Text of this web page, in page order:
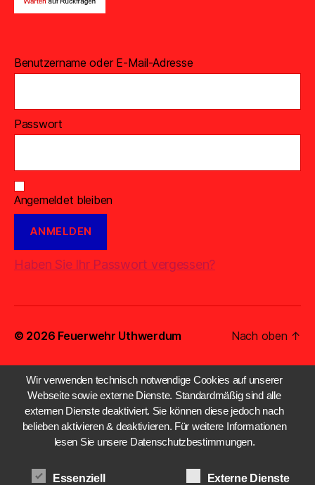
Benutzername oder E-Mail-Adresse
Passwort
Angemeldet bleiben
Haben Sie Ihr Passwort vergessen?
© 2026 Feuerwehr Uthwerdum Nach oben ↑
Wir verwenden technisch notwendige Cookies auf unserer
Webseite sowie externe Dienste. Standardmäßig sind alle
externen Dienste deaktiviert. Sie können diese jedoch nach
belieben aktivieren & deaktivieren. Für weitere Informationen
lesen Sie unsere Datenschutzbestimmungen.
Essenziell Externe Dienste